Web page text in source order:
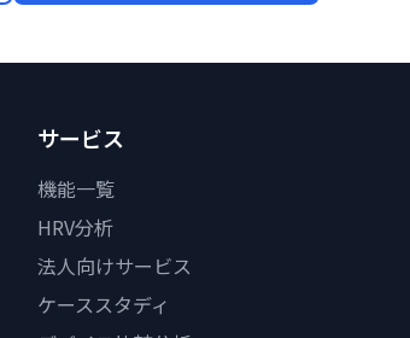
サービス
機能一覧
HRV分析
法人向けサービス
ケーススタディ